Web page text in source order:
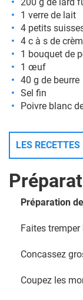
1 verre de lait
4 petits
4 c à s de
1 bouquet de
1 œuf
40 g de beurre
Sel fin
Poivre blanc
LES
Préparation
Faites
Concassez
Coupez les